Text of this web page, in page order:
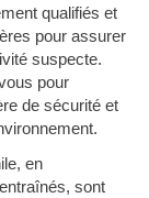
qualifiés et
pour assurer
suspecte.
pour
de sécurité et
en
sont